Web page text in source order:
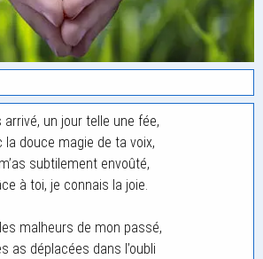
arrivé, un jour telle une fée,
la douce magie de ta voix,
subtilement envoûté,
à toi, je connais la joie.
malheurs de mon passé,
as déplacées dans l’oubli